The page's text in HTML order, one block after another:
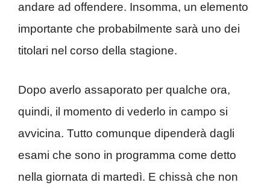
andare ad offendere. Insomma, un elemento
importante che probabilmente sarà uno dei
titolari nel corso della stagione.
Dopo averlo assaporato per qualche ora,
quindi, il momento di vederlo in campo si
avvicina. Tutto comunque dipenderà dagli
esami che sono in programma come detto
nella giornata di martedì. E chissà che non